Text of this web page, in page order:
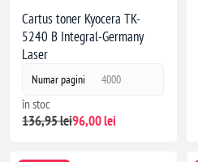
Cartus toner Kyocera TK-
5240 B Integral-Germany
Laser
Numar pagini 4000
în stoc
136,95 lei96,00 lei